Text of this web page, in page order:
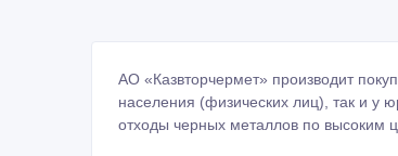
АО «Казвторчермет» производит
населения (физических лиц), так и у
отходы черных металлов по высоким